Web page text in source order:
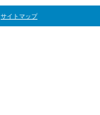
サイトマップ